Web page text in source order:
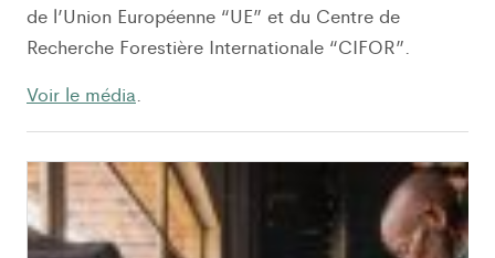
de l’Union Européenne “UE” et du Centre de
Recherche Forestière Internationale “CIFOR”.
Voir le média.